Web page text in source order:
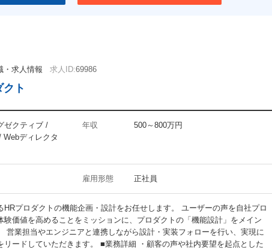
・求人情報 求人ID:69986
ト
ゼクティブ /
ディレクタ
年収 500～800万円
雇用形態 正社員
HRプロダクトの機能企画・設計をお任せします。 ユーザーの声を自社プロ
験価値を高めることをミッションに、プロダクトの「機能設計」をメイン
営業担当やエンジニアと連携しながら設計・実装フォローを行い、実現に
リードしていただきます。 ■業務詳細 ・顧客の声や社内要望を起点とした